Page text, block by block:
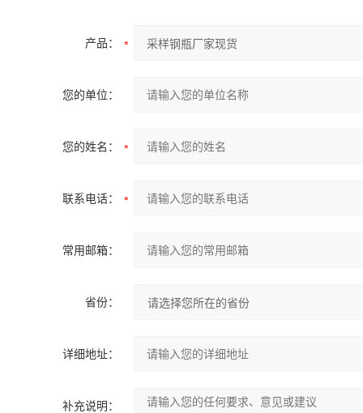
产品：
您的单位：
您的姓名：
联系电话：
常用邮箱：
省份：
详细地址：
补充说明：